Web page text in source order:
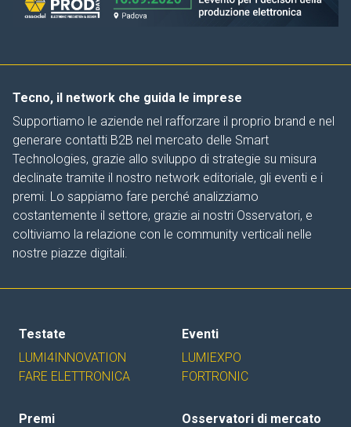
Tecno, il network che guida le imprese
Supportiamo le aziende nel rafforzare il proprio brand e nel
generare contatti B2B nel mercato delle Smart
Technologies, grazie allo sviluppo di strategie su misura
declinate tramite il nostro network editoriale, gli eventi e i
premi. Lo sappiamo fare perché analizziamo
costantemente il settore, grazie ai nostri Osservatori, e
coltiviamo la relazione con le community verticali nelle
nostre piazze digitali.
Testate
LUMI4INNOVATION
FARE ELETTRONICA
Eventi
LUMIEXPO
FORTRONIC
Premi
Osservatori di mercato